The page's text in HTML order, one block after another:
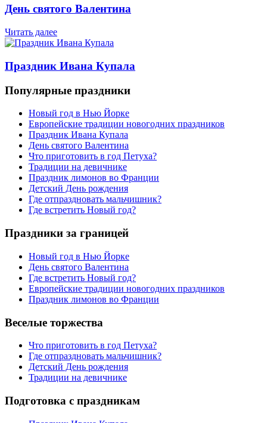
День святого Валентина
Читать далее
Праздник Ивана Купала
Популярные праздники
Новый год в Нью Йорке
Европейские традиции новогодних праздников
Праздник Ивана Купала
День святого Валентина
Что приготовить в год Петуха?
Традиции на девичнике
Праздник лимонов во Франции
Детский День рождения
Где отпраздновать мальчишник?
Где встретить Новый год?
Праздники за границей
Новый год в Нью Йорке
День святого Валентина
Где встретить Новый год?
Европейские традиции новогодних праздников
Праздник лимонов во Франции
Веселые торжества
Что приготовить в год Петуха?
Где отпраздновать мальчишник?
Детский День рождения
Традиции на девичнике
Подготовка с праздникам